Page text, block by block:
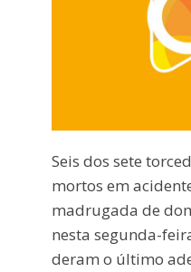
Seis dos sete
mortos em
madrugada de
nesta segunda-
deram o último